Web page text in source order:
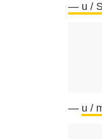
— u /
— u /